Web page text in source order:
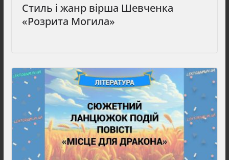
Стиль і жанр вірша Шевченка
«Розрита Могила»